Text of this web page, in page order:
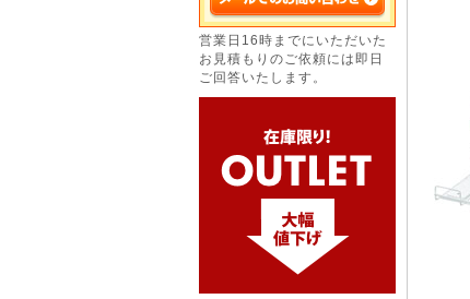
営業日16時までにいただいた
お見積もりのご依頼には即日
ご回答いたします。